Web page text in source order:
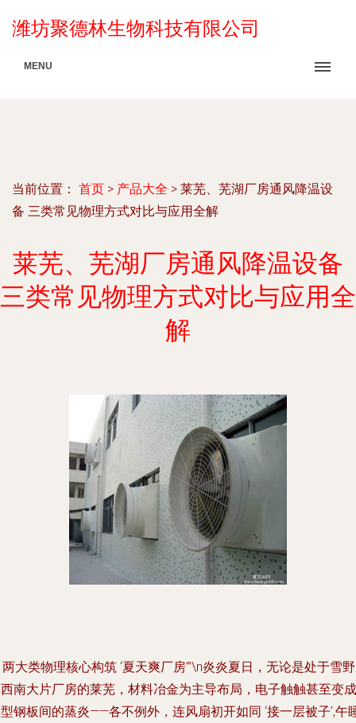
潍坊聚德林生物科技有限公司
MENU
当前位置： 首页 > 产品大全 > 莱芜、芜湖厂房通风降温设
备 三类常见物理方式对比与应用全解
莱芜、芜湖厂房通风降温设备
三类常见物理方式对比与应用全
解
两大类物理核心构筑 ‘夏天爽厂房’”\n炎炎夏日，无论是处于雪
南大片厂房的莱芜，材料冶金为主导布局，电子触触甚至变成
钢板间的蒸炎——各不例外，连风扇初开如同 ‘接一层被子’,午